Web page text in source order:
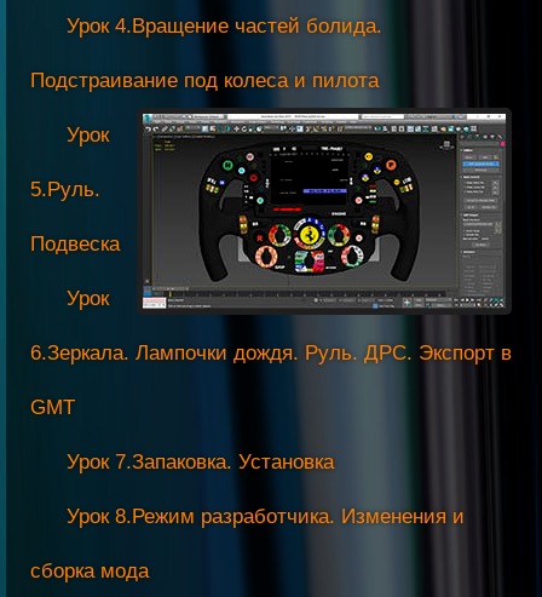
Урок 4.Вращение частей болида.
Подстраивание под колеса и пилота
Урок
5.Руль.
Подвеска
Урок
6.Зеркала. Лампочки дождя. Руль. ДРС. Экспорт в
GMT
Урок 7.Запаковка. Установка
Урок 8.Режим разработчика. Изменения и
сборка мода